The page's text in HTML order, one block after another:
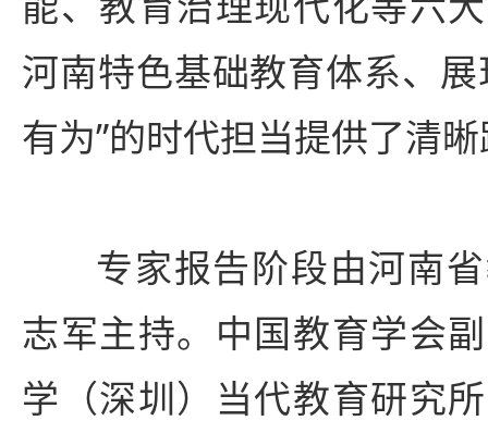
河南特色基础教育体系、
有为”的时代担当提供了清
专家报告阶段由河南
志军主持。中国教育学会
学（深圳）当代教育研究